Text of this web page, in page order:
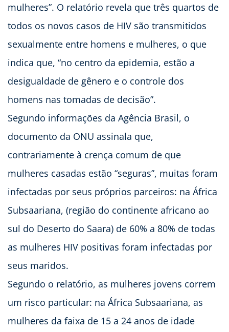
mulheres”. O relatório revela que três quartos de
todos os novos casos de HIV são transmitidos
sexualmente entre homens e mulheres, o que
indica que, “no centro da epidemia, estão a
desigualdade de gênero e o controle dos
homens nas tomadas de decisão”.
Segundo informações da Agência Brasil, o
documento da ONU assinala que,
contrariamente à crença comum de que
mulheres casadas estão “seguras”, muitas foram
infectadas por seus próprios parceiros: na África
Subsaariana, (região do continente africano ao
sul do Deserto do Saara) de 60% a 80% de todas
as mulheres HIV positivas foram infectadas por
seus maridos.
Segundo o relatório, as mulheres jovens correm
um risco particular: na África Subsaariana, as
mulheres da faixa de 15 a 24 anos de idade